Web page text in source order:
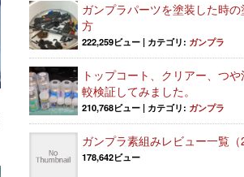
ガンプラパーツを塗装した時の
方
222,259ビュー | カテゴリ: ガンプラ
トップコート、クリアー、つ
較検証してみました。
210,768ビュー | カテゴリ: ガンプラ
ガンプラ素組みレビュー一覧（
178,642ビュー